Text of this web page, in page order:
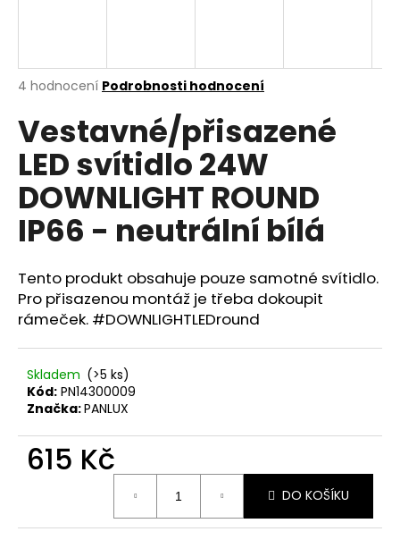
Průměrné
produktu
je
3,8
5
hvězdiček.
4 hodnocení Podrobnosti hodnocení
Vestavné/přisazené
LED svítidlo 24W
DOWNLIGHT ROUND
IP66 - neutrální bílá
Tento produkt obsahuje pouze samotné svítidlo.
Pro přisazenou montáž je třeba dokoupit
rámeček. #DOWNLIGHTLEDround
Skladem (>5 ks)
Kód: PN14300009
Značka:PANLUX
615 Kč
DO KOŠÍKU
í
t
?
HLEDAT
D
o
p
o
u
č
j